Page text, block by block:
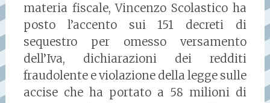
materia fiscale, Vincenzo Scolastico ha
posto l’accento sui 151 decreti di
sequestro per omesso versamento
dell’Iva, dichiarazioni dei redditi
fraudolente e violazione della legge sulle
accise che ha portato a 58 milioni di